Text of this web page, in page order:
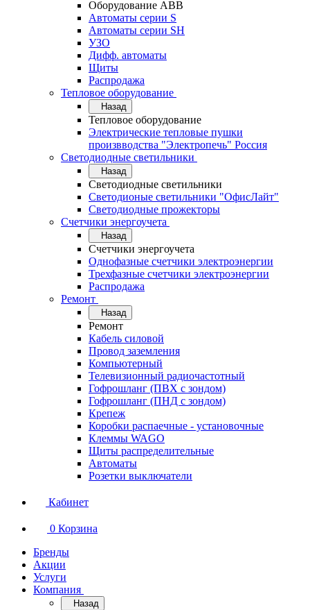
Оборудование АВВ
Автоматы серии S
Автоматы серии SH
УЗО
Дифф. автоматы
Щиты
Распродажа
Тепловое оборудование
Назад
Тепловое оборудование
Электрические тепловые пушки
произвводства "Электропечь" Россия
Светодиодные светильники
Назад
Светодиодные светильники
Светодионые светильники "ОфисЛайт"
Светодиодные прожекторы
Счетчики энергоучета
Назад
Счетчики энергоучета
Однофазные счетчики электроэнергии
Трехфазные счетчики электроэнергии
Распродажа
Ремонт
Назад
Ремонт
Кабель силовой
Провод заземления
Компьютерный
Телевизионный радиочастотный
Гофрошланг (ПВХ с зондом)
Гофрошланг (ПНД с зондом)
Крепеж
Коробки распаечные - установочные
Клеммы WAGO
Щиты распределительные
Автоматы
Розетки выключатели
Кабинет
0 Корзина
Бренды
Акции
Услуги
Компания
Назад